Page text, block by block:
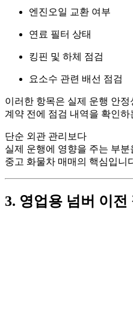
엔진오일 교환 여부
연료 필터 상태
킹핀 및 하체 점검
요소수 관련 배선 점검
이러한 항목은 실제 운행 안정
계약 전에 점검 내역을 확인
단순 외관 관리보다
실제 운행에 영향을 주는 부분
중고 화물차 매매의 핵심입니
3. 영업용 넘버 이전